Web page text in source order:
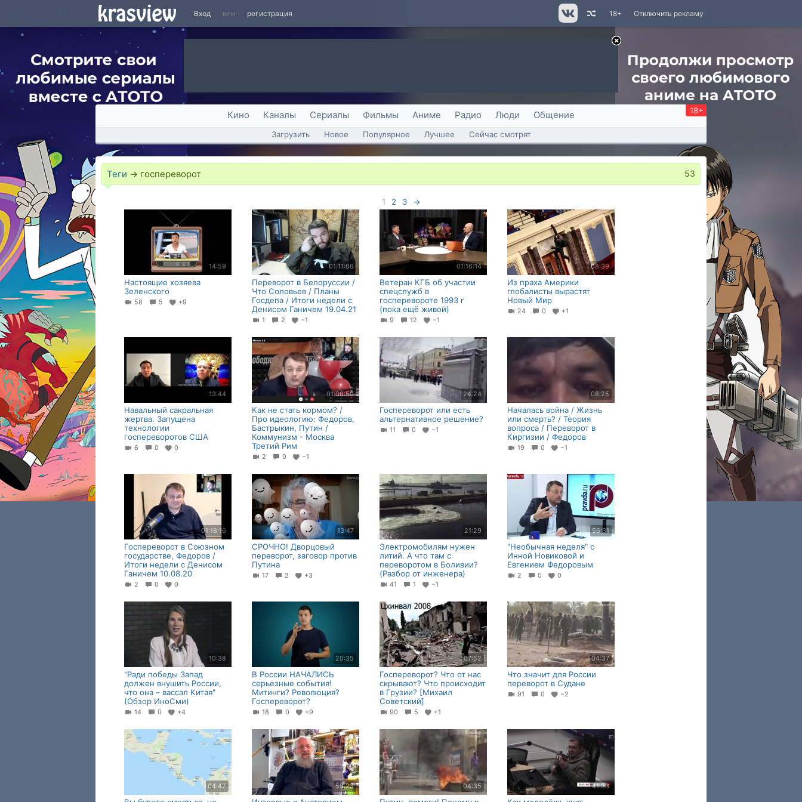
Вход или регистрация Отключить рекламу
18+
Кино Каналы Сериалы Фильмы Аниме Радио Люди Общение 18+
Загрузить Новое Популярное Лучшее Сейчас смотрят
Теги → госпереворот 53
1 2 3 →
14:59
Настоящие хозяева
Зеленского
58 5 +9
01:11:06
Переворот в Белоруссии /
Что Соловьев / Планы
Госдепа / Итоги недели с
Денисом Ганичем 19.04.21
1 2 −1
01:16:14
Ветеран КГБ об участии
спецслужб в
госперевороте 1993 г
(пока ещё живой)
9 12 −1
08:39
Из праха Америки
глобалисты вырастят
Новый Мир
24 0 +1
13:44
Навальный сакральная
жертва. Запущена
технологии
госпереворотов США
6 0 0
01:06:50
Как не стать кормом? /
Про идеологию: Федоров,
Бастрыкин, Путин /
Коммунизм - Москва
Третий Рим
2 0 −1
24:24
Госпереворот или есть
альтернативное решение?
11 0 −1
08:25
Началась война / Жизнь
или смерть? / Теория
вопроса / Переворот в
Киргизии / Федоров
19 0 −1
01:18:16
Госпереворот в Союзном
государстве, Федоров /
Итоги недели с Денисом
Ганичем 10.08.20
2 0 0
13:47
СРОЧНО! Дворцовый
переворот, заговор против
Путина
17 2 +3
21:29
Электромобилям нужен
литий. А что там с
переворотом в Боливии?
(Разбор от инженера)
41 1 −1
56:31
"Необычная неделя" с
Инной Новиковой и
Евгением Федоровым
2 0 0
10:38
"Ради победы Запад
должен внушить России,
что она – вассал Китая"
(Обзор ИноСми)
14 0 +4
20:35
В России НАЧАЛИСЬ
серьезные события!
Митинги? Революция?
Госпереворот?
18 0 +9
07:52
Госпереворот? Что от нас
скрывают? Что происходит
в Грузии? [Михаил
Советский]
90 5 +1
04:37
Что значит для России
переворот в Судане
91 0 −2
04:42 59:23 04:35 41:33